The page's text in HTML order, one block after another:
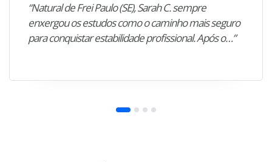
“Natural de Frei Paulo (SE), Sarah C. sempre
enxergou os estudos como o caminho mais seguro
para conquistar estabilidade profissional. Após o…”